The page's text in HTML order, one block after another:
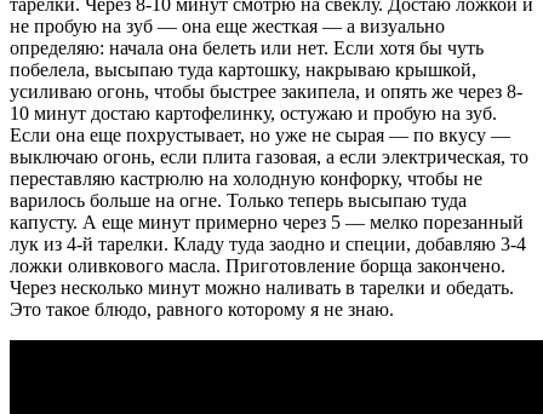
тарелки. Через 8-10 минут смотрю на свеклу. Достаю ложкой и
не пробую на зуб — она еще жесткая — а визуально
определяю: начала она белеть или нет. Если хотя бы чуть
побелела, высыпаю туда картошку, накрываю крышкой,
усиливаю огонь, чтобы быстрее закипела, и опять же через 8-
10 минут достаю картофелинку, остужаю и пробую на зуб.
Если она еще похрустывает, но уже не сырая — по вкусу —
выключаю огонь, если плита газовая, а если электрическая, то
переставляю кастрюлю на холодную конфорку, чтобы не
варилось больше на огне. Только теперь высыпаю туда
капусту. А еще минут примерно через 5 — мелко порезанный
лук из 4-й тарелки. Кладу туда заодно и специи, добавляю 3-4
ложки оливкового масла. Приготовление борща закончено.
Через несколько минут можно наливать в тарелки и обедать.
Это такое блюдо, равного которому я не знаю.